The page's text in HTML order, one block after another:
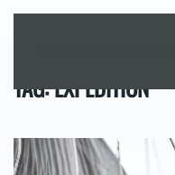
TAG:EXPEDITION